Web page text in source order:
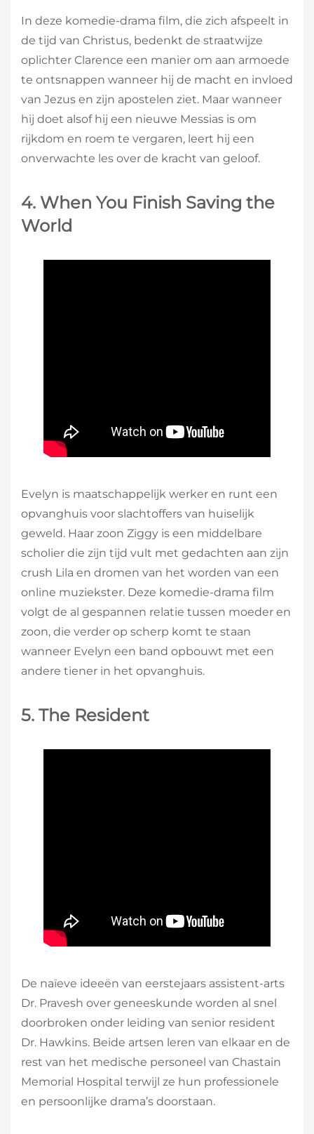
In deze komedie-drama film, die zich afspeelt in
de tijd van Christus, bedenkt de straatwijze
oplichter Clarence een manier om aan armoede
te ontsnappen wanneer hij de macht en invloed
van Jezus en zijn apostelen ziet. Maar wanneer
hij doet alsof hij een nieuwe Messias is om
rijkdom en roem te vergaren, leert hij een
onverwachte les over de kracht van geloof.
4. When You Finish Saving the
World
Evelyn is maatschappelijk werker en runt een
opvanghuis voor slachtoffers van huiselijk
geweld. Haar zoon Ziggy is een middelbare
scholier die zijn tijd vult met gedachten aan zijn
crush Lila en dromen van het worden van een
online muziekster. Deze komedie-drama film
volgt de al gespannen relatie tussen moeder en
zoon, die verder op scherp komt te staan
wanneer Evelyn een band opbouwt met een
andere tiener in het opvanghuis.
5. The Resident
De naïeve ideeën van eerstejaars assistent-arts
Dr. Pravesh over geneeskunde worden al snel
doorbroken onder leiding van senior resident
Dr. Hawkins. Beide artsen leren van elkaar en de
rest van het medische personeel van Chastain
Memorial Hospital terwijl ze hun professionele
en persoonlijke drama’s doorstaan.